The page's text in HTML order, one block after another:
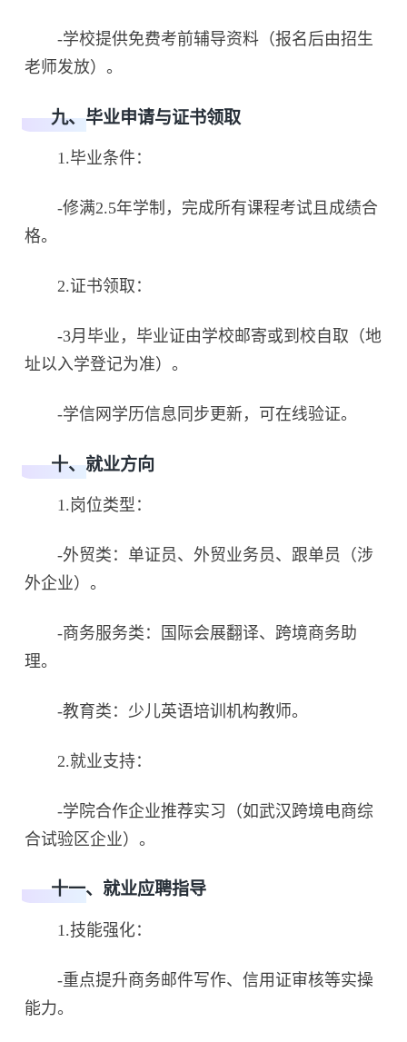
-学校提供免费考前辅导资料（报名后由招生
老师发放）。
九、毕业申请与证书领取
1.毕业条件：
-修满2.5年学制，完成所有课程考试且成绩合
格。
2.证书领取：
-3月毕业，毕业证由学校邮寄或到校自取（地
址以入学登记为准）。
-学信网学历信息同步更新，可在线验证。
十、就业方向
1.岗位类型：
-外贸类：单证员、外贸业务员、跟单员（涉
外企业）。
-商务服务类：国际会展翻译、跨境商务助
理。
-教育类：少儿英语培训机构教师。
2.就业支持：
-学院合作企业推荐实习（如武汉跨境电商综
合试验区企业）。
十一、就业应聘指导
1.技能强化：
-重点提升商务邮件写作、信用证审核等实操
能力。